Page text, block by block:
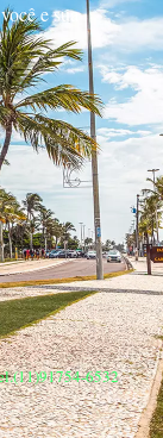
e sua
6532